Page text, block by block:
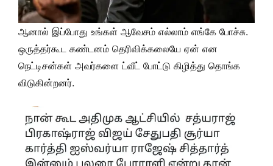
ஆனால் இப்போது உங்கள் ஆவேசம் எல்லாம் எங்கே போச்சு.
ஒருத்தர்கூட கண்டனம் தெரிவிக்கலையே ஏன் என
நெட்டிசன்கள் அவர்களை ட்வீட் போட்டு கிழித்து தொங்க
விடுகின்றனர்.